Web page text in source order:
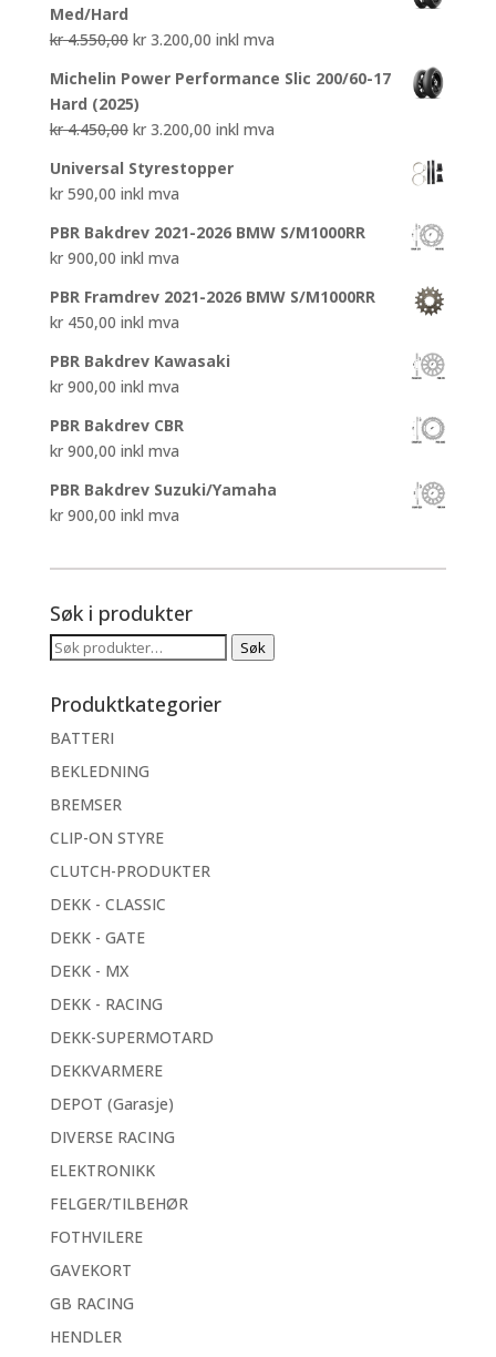
Med/Hard
kr4.550,00 Opprinnelig
var:
kr 4.550,00.
kr3.200,00Nåværende
er:
inkl mva
Michelin Power Performance Slic 200/60-17
Hard (2025)
kr4.450,00 Opprinnelig
var:
kr 4.450,00.
kr3.200,00Nåværende
er:
inkl mva
Universal Styrestopper
kr590,00 inkl mva
PBR Bakdrev 2021-2026 BMW S/M1000RR
kr900,00 inkl mva
PBR Framdrev 2021-2026 BMW S/M1000RR
kr450,00 inkl mva
PBR Bakdrev Kawasaki
kr900,00 inkl mva
PBR Bakdrev CBR
kr900,00 inkl mva
PBR Bakdrev Suzuki/Yamaha
kr900,00 inkl mva
Søk i produkter
Søk
Søk
Produktkategorier
BATTERI
BEKLEDNING
BREMSER
CLIP-ON STYRE
CLUTCH-PRODUKTER
DEKK - CLASSIC
DEKK - GATE
DEKK - MX
DEKK - RACING
DEKK-SUPERMOTARD
DEKKVARMERE
DEPOT (Garasje)
DIVERSE RACING
ELEKTRONIKK
FELGER/TILBEHØR
FOTHVILERE
GAVEKORT
GB RACING
HENDLER